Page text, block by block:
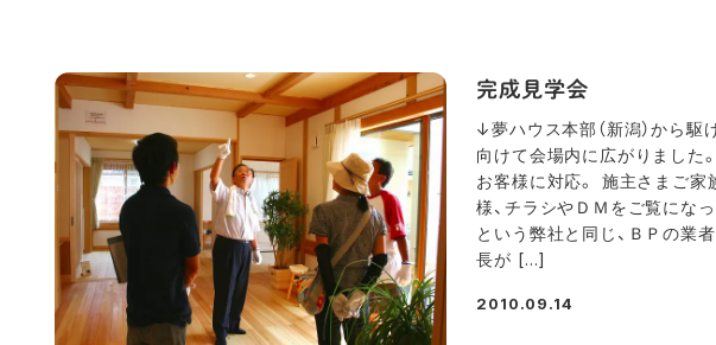
完成見学会
↓夢ハウス本部（新潟）から駆
向けて会場内に広がりました
お客様に対応。 施主さまご家
様、チラシやＤＭをご覧にな
という弊社と同じ、ＢＰの業
長が […]
投稿日
2010.09.14